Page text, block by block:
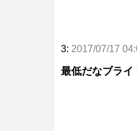
3: 2017/07/17
最低だなブライ